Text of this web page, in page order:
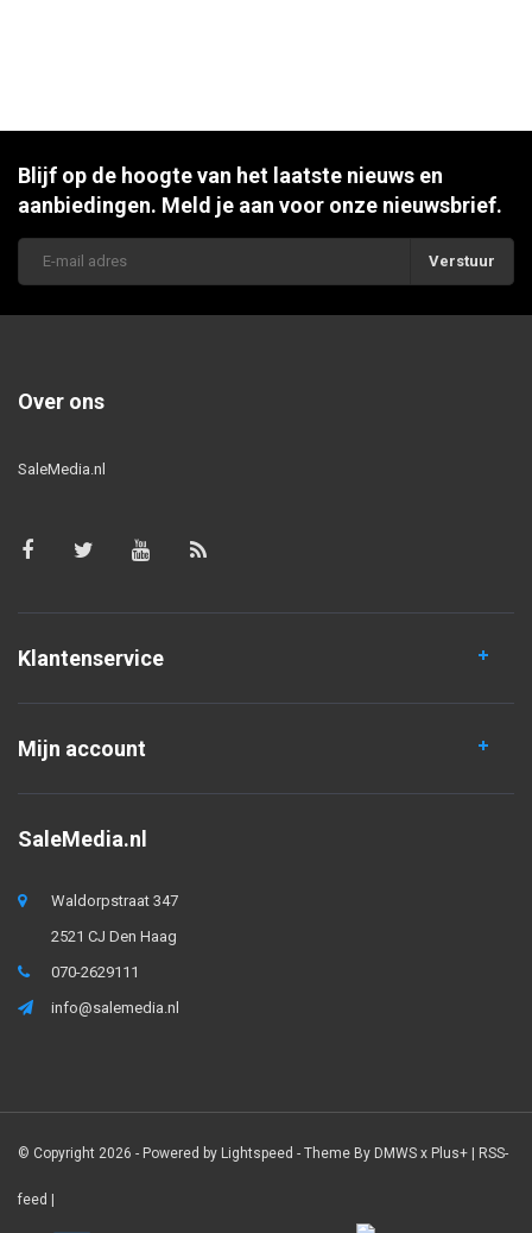
Blijf op de hoogte van het laatste nieuws en
aanbiedingen. Meld je aan voor onze nieuwsbrief.
Verstuur
Over ons
SaleMedia.nl
Klantenservice
Mijn account
SaleMedia.nl
Waldorpstraat 347
2521 CJ Den Haag
070-2629111
info@salemedia.nl
© Copyright 2026 - Powered by Lightspeed - Theme By DMWS x Plus+ | RSS-
feed |